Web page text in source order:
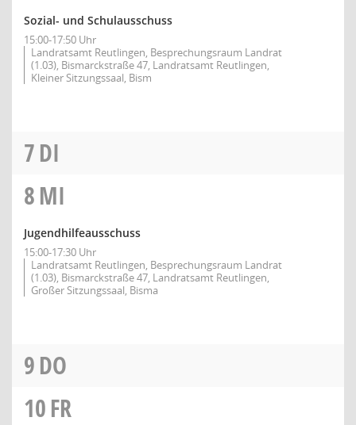
Sozial- und Schulausschuss
15:00-17:50 Uhr
Landratsamt Reutlingen, Besprechungsraum Landrat
(1.03), Bismarckstraße 47, Landratsamt Reutlingen,
Kleiner Sitzungssaal, Bism
7DI
8MI
Jugendhilfeausschuss
15:00-17:30 Uhr
Landratsamt Reutlingen, Besprechungsraum Landrat
(1.03), Bismarckstraße 47, Landratsamt Reutlingen,
Großer Sitzungssaal, Bisma
9DO
10FR